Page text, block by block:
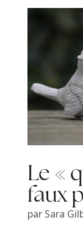
Le «
faux
par Sara